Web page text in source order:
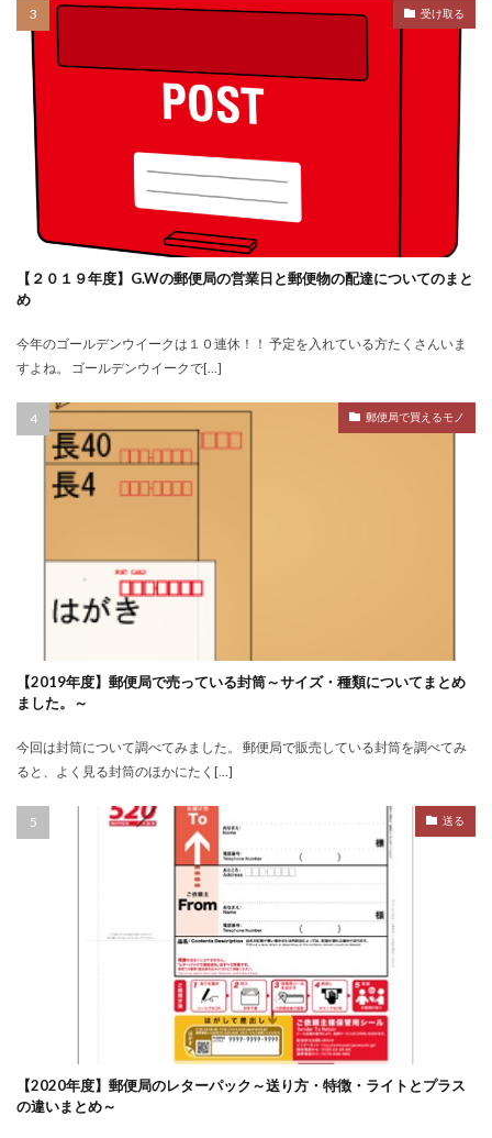
受け取る
【２０１９年度】G.Wの郵便局の営業日と郵便物の配達についてのまと
め
今年のゴールデンウイークは１０連休！！ 予定を入れている方たくさんいま
すよね。 ゴールデンウイークで[…]
郵便局で買えるモノ
【2019年度】郵便局で売っている封筒～サイズ・種類についてまとめ
ました。～
今回は封筒について調べてみました。 郵便局で販売している封筒を調べてみ
ると、よく見る封筒のほかにたく[…]
送る
【2020年度】郵便局のレターパック～送り方・特徴・ライトとプラス
の違いまとめ～